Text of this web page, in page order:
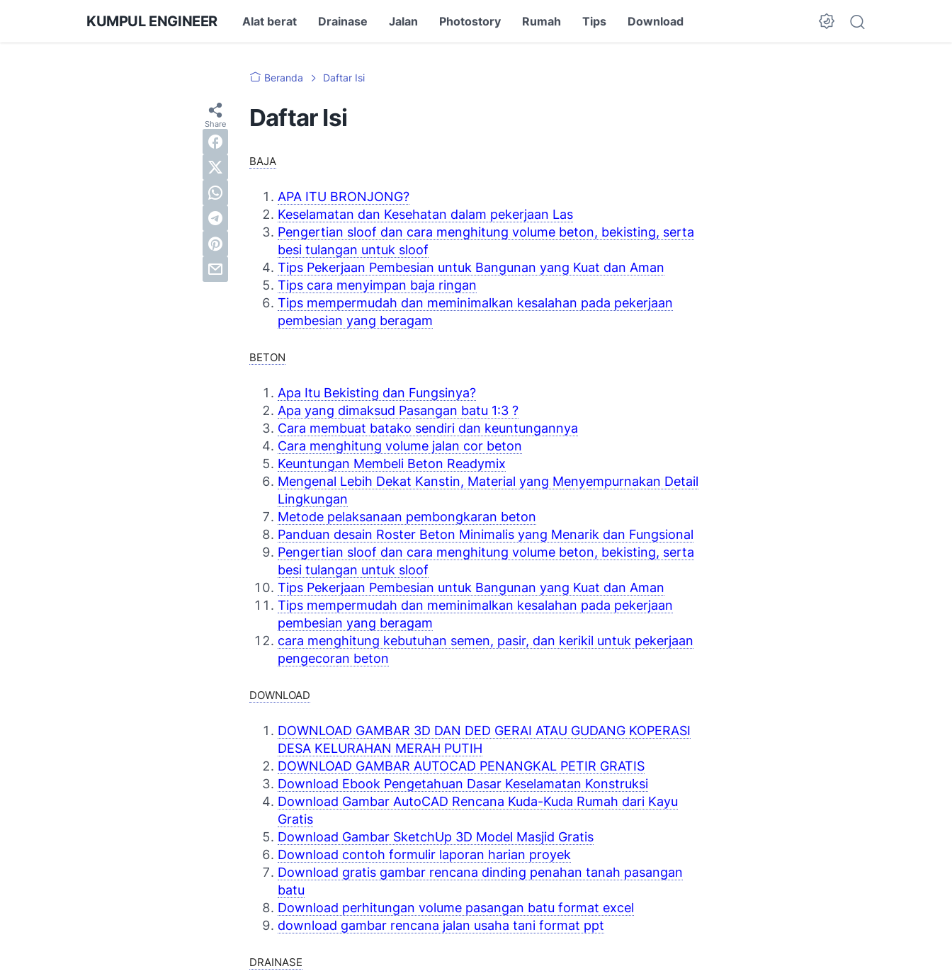
KUMPUL ENGINEER Alat berat Drainase Jalan Photostory Rumah Tips Download
Beranda Daftar Isi
Daftar Isi
BAJA
APA ITU BRONJONG?
Keselamatan dan Kesehatan dalam pekerjaan Las
Pengertian sloof dan cara menghitung volume beton, bekisting, serta
besi tulangan untuk sloof
Tips Pekerjaan Pembesian untuk Bangunan yang Kuat dan Aman
Tips cara menyimpan baja ringan
Tips mempermudah dan meminimalkan kesalahan pada pekerjaan
pembesian yang beragam
BETON
Apa Itu Bekisting dan Fungsinya?
Apa yang dimaksud Pasangan batu 1:3 ?
Cara membuat batako sendiri dan keuntungannya
Cara menghitung volume jalan cor beton
Keuntungan Membeli Beton Readymix
Mengenal Lebih Dekat Kanstin, Material yang Menyempurnakan Detail
Lingkungan
Metode pelaksanaan pembongkaran beton
Panduan desain Roster Beton Minimalis yang Menarik dan Fungsional
Pengertian sloof dan cara menghitung volume beton, bekisting, serta
besi tulangan untuk sloof
Tips Pekerjaan Pembesian untuk Bangunan yang Kuat dan Aman
Tips mempermudah dan meminimalkan kesalahan pada pekerjaan
pembesian yang beragam
cara menghitung kebutuhan semen, pasir, dan kerikil untuk pekerjaan
pengecoran beton
DOWNLOAD
DOWNLOAD GAMBAR 3D DAN DED GERAI ATAU GUDANG KOPERASI
DESA KELURAHAN MERAH PUTIH
DOWNLOAD GAMBAR AUTOCAD PENANGKAL PETIR GRATIS
Download Ebook Pengetahuan Dasar Keselamatan Konstruksi
Download Gambar AutoCAD Rencana Kuda-Kuda Rumah dari Kayu
Gratis
Download Gambar SketchUp 3D Model Masjid Gratis
Download contoh formulir laporan harian proyek
Download gratis gambar rencana dinding penahan tanah pasangan
batu
Download perhitungan volume pasangan batu format excel
download gambar rencana jalan usaha tani format ppt
DRAINASE